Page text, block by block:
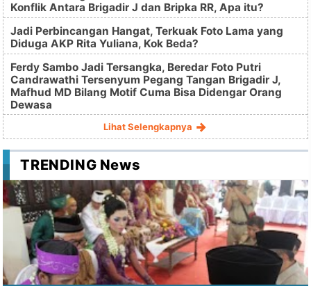
Konflik Antara Brigadir J dan Bripka RR, Apa itu?
Jadi Perbincangan Hangat, Terkuak Foto Lama yang
Diduga AKP Rita Yuliana, Kok Beda?
Ferdy Sambo Jadi Tersangka, Beredar Foto Putri
Candrawathi Tersenyum Pegang Tangan Brigadir J,
Mafhud MD Bilang Motif Cuma Bisa Didengar Orang
Dewasa
Lihat Selengkapnya
TRENDING News